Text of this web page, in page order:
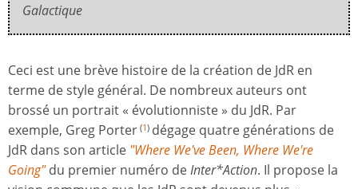
Galactique
Ceci est une brève histoire de la création de JdR en
terme de style général. De nombreux auteurs ont
brossé un portrait « évolutionniste » du JdR. Par
exemple, Greg Porter (1) dégage quatre générations de
JdR dans son article "Where We've Been, Where We're
Going"du premier numéro deInter*Action. Il propose la